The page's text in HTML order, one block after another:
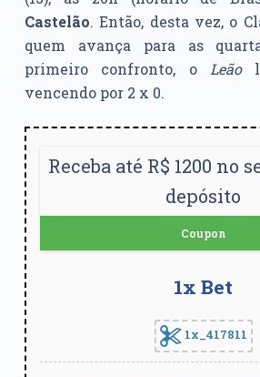
Castelão. Então, desta vez, o
quem avança para as
primeiro confronto, o Leão
vencendo por 2 x 0.
Receba até R$ 1200 no
depósito
Coupon
1x Bet
1x_417811